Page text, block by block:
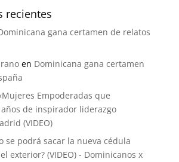
recientes
gana certamen de relatos
en Dominicana gana certamen
Empoderadas que
de inspirador liderazgo
(VIDEO)
se podrá sacar la nueva cédula
exterior? (VIDEO) - Dominicanos x